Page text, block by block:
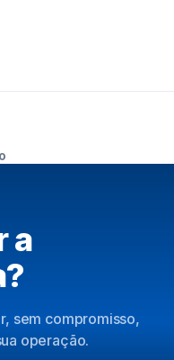
a
sem compromisso,
operação.